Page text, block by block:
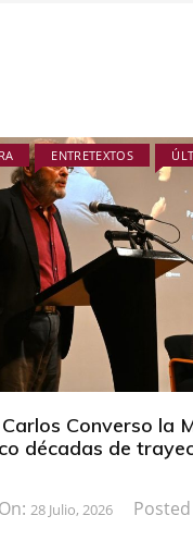
ENTRETEXTOS
Carlos Converso la
décadas de
28 Julio, 2026 Posted